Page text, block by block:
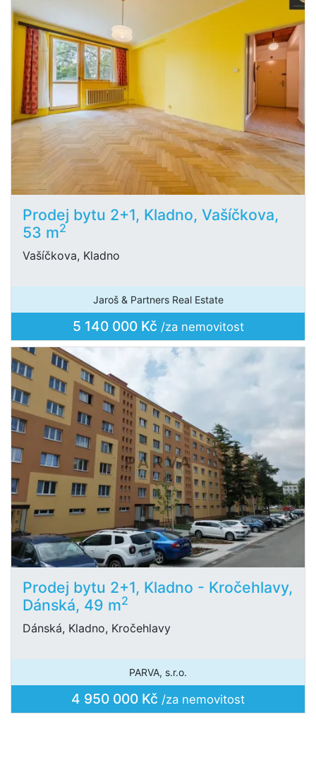
Prodej bytu 2+1, Kladno, Vašíčkova,
53 m2
Vašíčkova, Kladno
Jaroš & Partners Real Estate
5 140 000 Kč /za nemovitost
Prodej bytu 2+1, Kladno - Kročehlavy,
Dánská, 49 m2
Dánská, Kladno, Kročehlavy
PARVA, s.r.o.
4 950 000 Kč /za nemovitost